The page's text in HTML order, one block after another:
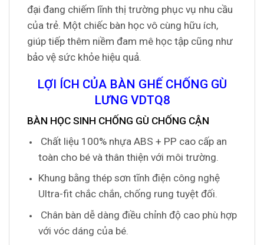
đại đang chiếm lĩnh thị trường phục vụ nhu cầu
của trẻ. Một chiếc bàn học vô cùng hữu ích,
giúp tiếp thêm niềm đam mê học tập cũng như
bảo vệ sức khỏe hiệu quả.
LỢI ÍCH CỦA BÀN GHẾ CHỐNG GÙ
LƯNG VDTQ8
BÀN HỌC SINH CHỐNG GÙ CHỐNG CẬN
Chất liệu 100% nhựa ABS + PP cao cấp an
toàn cho bé và thân thiện với môi trường.
Khung bằng thép sơn tĩnh điện công nghệ
Ultra-fit chắc chắn, chống rung tuyệt đối.
Chân bàn dễ dàng điều chỉnh độ cao phù hợp
với vóc dáng của bé.